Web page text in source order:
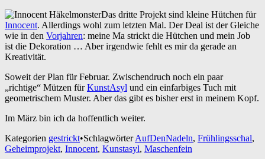
Das dritte Projekt sind kleine Hütchen für
Innocent. Allerdings wohl zum letzten Mal. Der Deal ist der Gleiche
wie in den Vorjahren: meine Ma strickt die Hütchen und mein Job
ist die Dekoration … Aber irgendwie fehlt es mir da gerade an
Kreativität.
Soweit der Plan für Februar. Zwischendruch noch ein paar
„richtige“ Mützen fürKunstAsyl und ein einfarbiges Tuch mit
geometrischem Muster. Aber das gibt es bisher erst in meinem Kopf.
Im März bin ich da hoffentlich weiter.
Kategorien gestrickt•SchlagwörterAufDenNadeln, Frühlingsschal,
Geheimprojekt, Innocent, Kunstasyl, Maschenfein